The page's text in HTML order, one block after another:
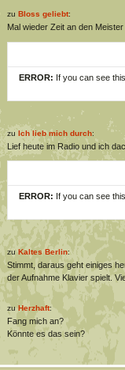
zu Bloss geliebt:
Mal wieder Zeit an den
ERROR: If you can see
zu Ich lieb mich durch:
Lief heute im Radio und ich
ERROR: If you can see
zuKaltes Berlin:
Stimmt, daraus geht einiges
der Aufnahme Klavier spielt.
zuHerzhaft:
Fang mich an?
Könnte es das sein?